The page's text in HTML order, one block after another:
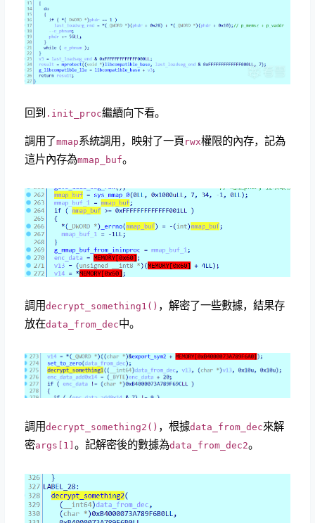
回到 .init_proc繼續向下看。
調用了mmap系統調用，映射了一頁 rwx權限的內存，記為
這片內存為mmap_buf。
調用decrypt_something1() ，解密了一些數據，結果存
放在data_from_dec中。
調用decrypt_something2() ，根據data_from_dec來解
密args[1] 。記解密後的數據為data_from_dec2。